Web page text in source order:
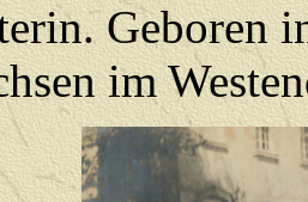
Geboren
im